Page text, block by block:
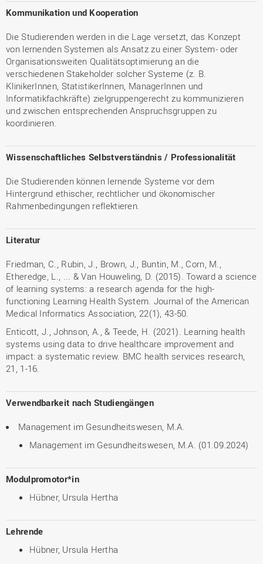
Kommunikation und Kooperation
Die Studierenden werden in die Lage versetzt, das Konzept
von lernenden Systemen als Ansatz zu einer System- oder
Organisationsweiten Qualitätsoptimierung an die
verschiedenen Stakeholder solcher Systeme (z. B.
KlinikerInnen, StatistikerInnen, ManagerInnen und
Informatikfachkräfte) zielgruppengerecht zu kommunizieren
und zwischen entsprechenden Anspruchsgruppen zu
koordinieren.
Wissenschaftliches Selbstverständnis / Professionalität
Die Studierenden können lernende Systeme vor dem
Hintergrund ethischer, rechtlicher und ökonomischer
Rahmenbedingungen reflektieren.
Literatur
Friedman, C., Rubin, J., Brown, J., Buntin, M., Corn, M.,
Etheredge, L., ... & Van Houweling, D. (2015). Toward a science
of learning systems: a research agenda for the high-
functioning Learning Health System. Journal of the American
Medical Informatics Association, 22(1), 43-50.
Enticott, J., Johnson, A., & Teede, H. (2021). Learning health
systems using data to drive healthcare improvement and
impact: a systematic review. BMC health services research,
21, 1-16.
Verwendbarkeit nach Studiengängen
Management im Gesundheitswesen, M.A.
Management im Gesundheitswesen, M.A. (01.09.2024)
Modulpromotor*in
Hübner, Ursula Hertha
Lehrende
Hübner, Ursula Hertha